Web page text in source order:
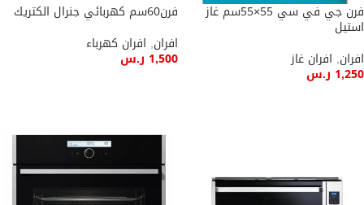
فرن جي في سي 55×55سم غاز
استيل
افران, افران غاز
1,250 ر.س
فرن60سم كهربائي جنرال الكتريك
افران, افران كهرباء
1,500 ر.س